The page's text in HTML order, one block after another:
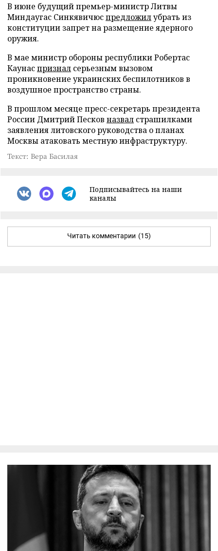
В июне будущий премьер-министр Литвы
Миндаугас Синкявичюспредложилубрать из
конституции запрет на размещение ядерного
оружия.
В мае министр обороны республики Робертас
Каунаспризнал серьезным вызовом
проникновение украинских беспилотников в
воздушное пространство страны.
В прошлом месяце пресс-секретарь президента
России Дмитрий Песков назвал страшилками
заявления литовского руководства о планах
Москвы атаковать местную инфраструктуру.
Текст: Вера Басилая
Подписывайтесь на наши
каналы
Читать комментарии (15)